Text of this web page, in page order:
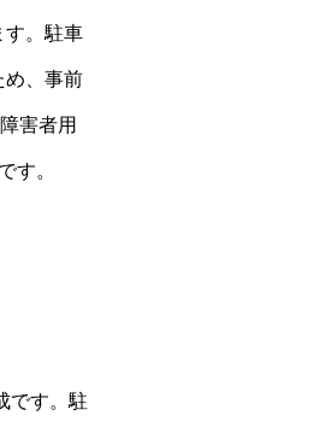
す。駐車
め、事前
害者用
す。
です。駐